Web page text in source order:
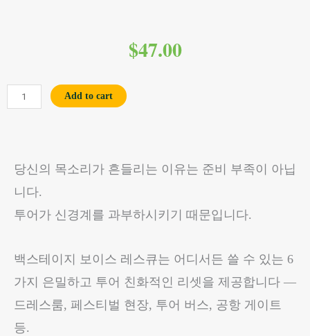
$47.00
스
이
스
15
분.
Add to cart
당신의 목소리가 흔들리는 이유는 준비 부족이 아닙
니다.
투어가 신경계를 과부하시키기 때문입니다.
백스테이지 보이스 레스큐는 어디서든 쓸 수 있는 6
가지 은밀하고 투어 친화적인 리셋을 제공합니다 —
드레스룸, 페스티벌 현장, 투어 버스, 공항 게이트
등.